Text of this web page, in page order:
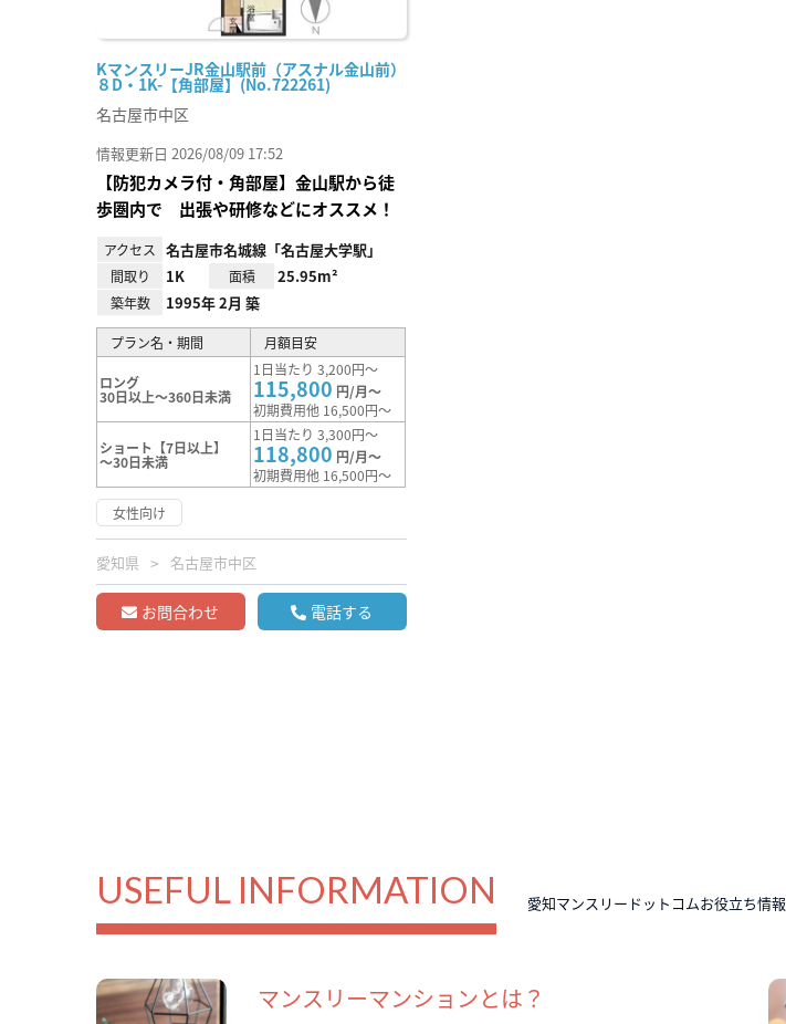
KマンスリーJR金山駅前（アスナル金山前）
８D・1K-【角部屋】(No.722261)
名古屋市中区
情報更新日 2026/08/09 17:52
【防犯カメラ付・角部屋】金山駅から徒
歩圏内で 出張や研修などにオススメ！
アクセス 名古屋市名城線「名古屋大学駅」
間取り 1K 面積 25.95m²
築年数 1995年 2月 築
プラン名・期間 月額目安
ロング
30日以上～360日未満
1日当たり 3,200円～
115,800 円/月～
初期費用他 16,500円～
ショート【7日以上】
～30日未満
1日当たり 3,300円～
118,800 円/月～
初期費用他 16,500円～
女性向け
愛知県 名古屋市中区
お問合わせ 電話する
USEFUL INFORMATION 愛知マンスリードットコムお役立ち情報
マンスリーマンションとは？